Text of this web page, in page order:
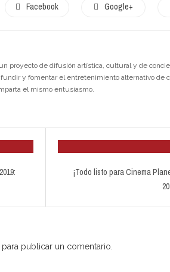
Facebook Google+
proyecto de difusión artística, cultural y de
y fomentar el entretenimiento alternativo de
el mismo entusiasmo.
¡Todo listo para Cinema
para publicar un comentario.